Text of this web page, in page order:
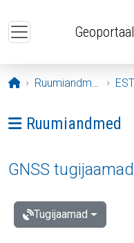
Geoportaal
Avaleht
Ruumiandmed
Ava menüü:
Ruumiandmed
GNSS
Tugijaamad